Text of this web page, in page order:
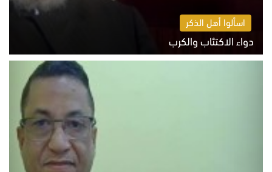
اسألوا أهل الذكر
دواء الاكتئاب والكرب
السبت 8 أغسطس 2026 10:54 ص